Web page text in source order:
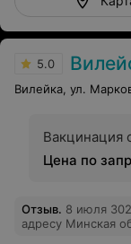
5.0
Вилейка, ул.
Вакцинация
Цена по
Отзыв. 8 июля
адресу Минская